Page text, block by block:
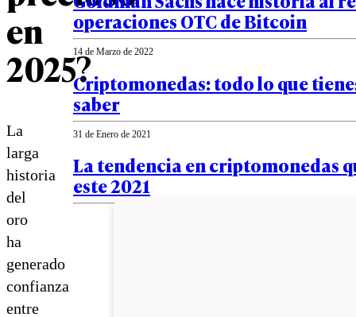
en
2025?
La
larga
historia
del
oro
ha
generado
confianza
entre
operaciones OTC de Bitcoin
14 de Marzo de 2022
Criptomonedas: todo lo que
saber
31 de Enero de 2021
La tendencia en criptomonedas
este 2021